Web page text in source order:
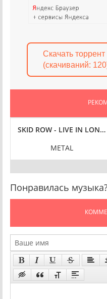
Скачать
(cкачиваний:
2024) FLAC
2024) FLAC
HI-RES] (2024) FLAC
SKID ROW - LIVE IN
METAL
Понравилась